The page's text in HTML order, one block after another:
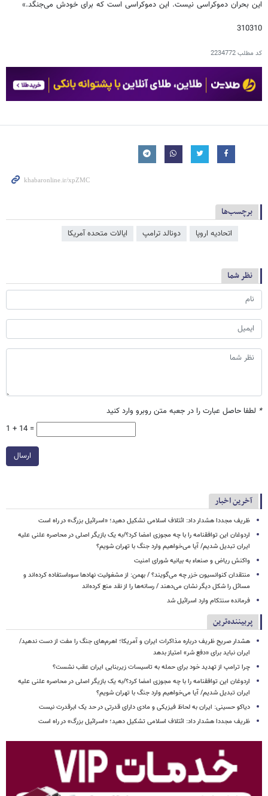
این بحران دموکراسی نیست. این دموکراسی است که برای خودش می‌جنگد.»
310310
کد مطلب2234772
برچسب‌ها
اتحادیه اروپا دونالد ترامپ ایالات متحده آمریکا
نظر شما
* لطفا حاصل عبارت را در جعبه متن روبرو وارد کنید
1 + 14 =
ارسال
آخرین اخبار
ظریف مجددا هشدار داد: ائتلاف اسلامی تشکیل دهید؛ «اسرائیل بزرگ» در راه است
اردوغان این توافقنامه را با چه مجوزی امضا کرد؟/به یک بازیگر اصلی در محاصره علنی علیه
ایران تبدیل شدیم/ آیا می‌خواهیم وارد جنگ با تهران شویم؟
واکنش ریاض و صنعاء به بیانیه شورای امنیت
منتقدان کنوانسیون خزر چه می‌گویند؟ / بهمن: از مشغولیت نهادها سوءاستفاده کرده‌اند و
مسائل را شکل دیگر نشان می‌دهند / رسانه‌ها را از نقد منع کرده‌اند
فرمانده سنتکام وارد اسرائیل شد
پربیننده‌ترین
هشدار صریح ظریف درباره مذاکرات ایران و آمریکا؛ اهرم‌های جنگ را مفت از دست ندهید/
ایران نباید برای «دفع شر» امتیاز بدهد
چرا ترامپ از تهدید خود برای حمله به تاسیسات زیربنایی ایران عقب نشست؟
اردوغان این توافقنامه را با چه مجوزی امضا کرد؟/به یک بازیگر اصلی در محاصره علنی علیه
ایران تبدیل شدیم/ آیا می‌خواهیم وارد جنگ با تهران شویم؟
دیاکو حسینی: ایران به لحاظ فیزیکی و مادی دارای قدرتی در حد یک ابرقدرت نیست
ظریف مجددا هشدار داد: ائتلاف اسلامی تشکیل دهید؛ «اسرائیل بزرگ» در راه است